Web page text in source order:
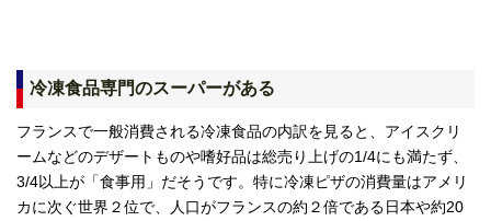
冷凍食品専門のスーパーがある
フランスで一般消費される冷凍食品の内訳を見ると、アイスクリ
ームなどのデザートものや嗜好品は総売り上げの1/4にも満たず、
3/4以上が「食事用」だそうです。特に冷凍ピザの消費量はアメリ
カに次ぐ世界２位で、人口がフランスの約２倍である日本や約20